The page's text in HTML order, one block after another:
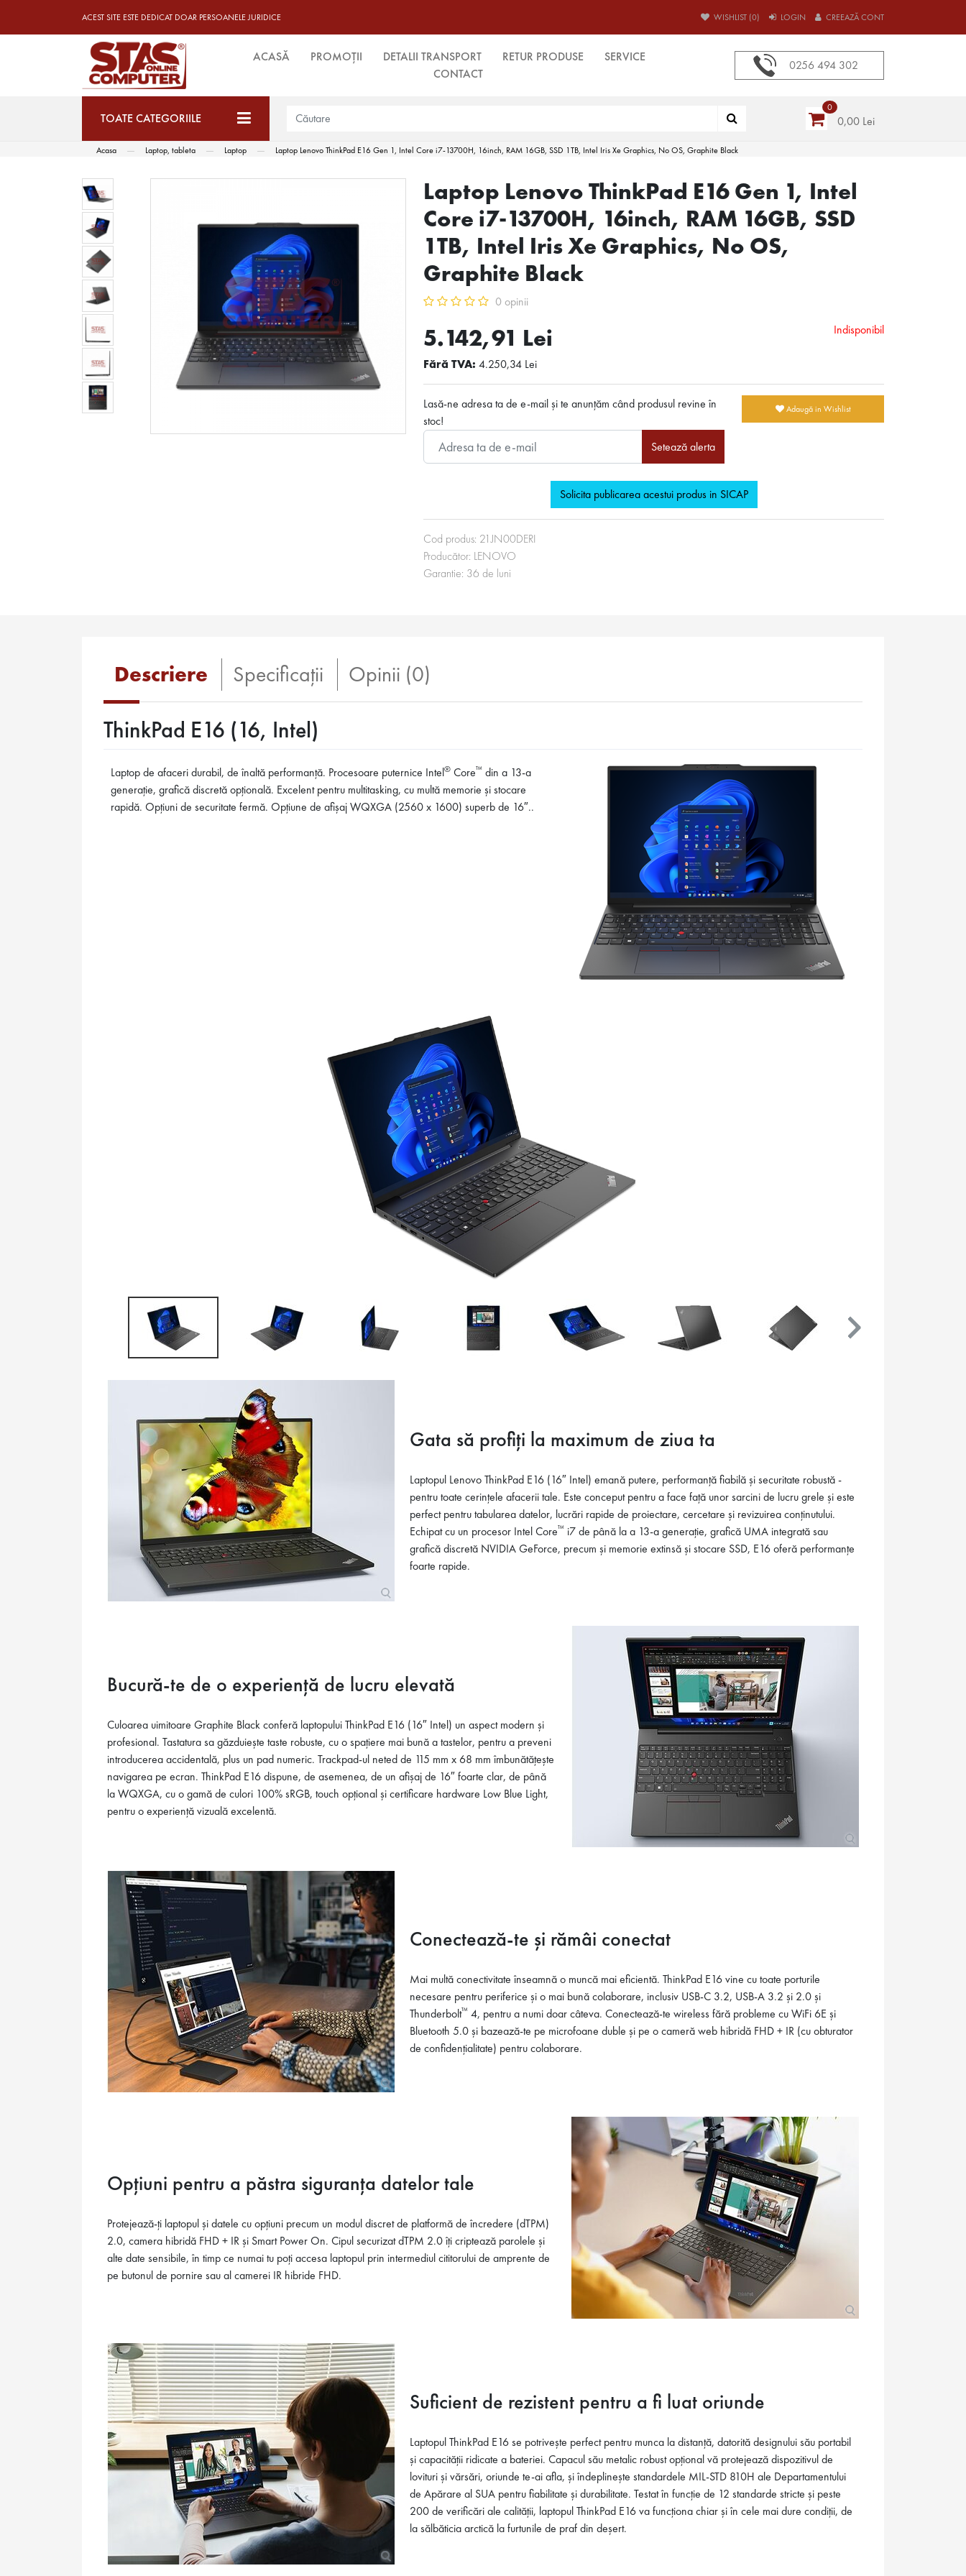
ACEST SITE ESTE DEDICAT DOAR PERSOANELE JURIDICE WISHLIST (0) LOGIN CREEAZĂ CONT
ACASĂ PROMOȚII DETALII TRANSPORT RETUR PRODUSE
SERVICE
CONTACT
0256 494 302
TOATE CATEGORIILE
0
0,00 Lei
Acasa Laptop, tableta Laptop Laptop Lenovo ThinkPad E16 Gen 1, Intel Core i7-13700H, 16inch, RAM 16GB, SSD 1TB, Intel Iris Xe Graphics, No OS, Graphite Black
Laptop Lenovo ThinkPad E16 Gen 1, Intel
Core i7-13700H, 16inch, RAM 16GB, SSD
1TB, Intel Iris Xe Graphics, No OS,
Graphite Black
0 opinii
Indisponibil
5.142,91 Lei
Fără TVA: 4.250,34 Lei
Lasă-ne adresa ta de e-mail și te anunțăm când produsul revine în
stoc!
Setează alerta
Adaugă in Wishlist
Solicita publicarea acestui produs in SICAP
Cod produs: 21JN00DERI
Producător: LENOVO
Garantie: 36 de luni
Descriere Specificaţii Opinii (0)
ThinkPad E16 (16, Intel)
Laptop de afaceri durabil, de înaltă performanță. Procesoare puternice Intel® Core™ din a 13-a
generație, grafică discretă opțională. Excelent pentru multitasking, cu multă memorie și stocare
rapidă. Opțiuni de securitate fermă. Opțiune de afișaj WQXGA (2560 x 1600) superb de 16″..
Gata să profiți la maximum de ziua ta
Laptopul Lenovo ThinkPad E16 (16″ Intel) emană putere, performanță fiabilă și securitate robustă -
pentru toate cerințele afacerii tale. Este conceput pentru a face față unor sarcini de lucru grele și este
perfect pentru tabularea datelor, lucrări rapide de proiectare, cercetare și revizuirea conținutului.
Echipat cu un procesor Intel Core™i7 de până la a 13-a generație, grafică UMA integrată sau
grafică discretă NVIDIA GeForce, precum și memorie extinsă și stocare SSD, E16 oferă performanțe
foarte rapide.
Bucură-te de o experiență de lucru elevată
Culoarea uimitoare Graphite Black conferă laptopului ThinkPad E16 (16″ Intel) un aspect modern și
profesional. Tastatura sa găzduiește taste robuste, cu o spațiere mai bună a tastelor, pentru a preveni
introducerea accidentală, plus un pad numeric. Trackpad-ul neted de 115 mm x 68 mm îmbunătățește
navigarea pe ecran. ThinkPad E16 dispune, de asemenea, de un afișaj de 16″ foarte clar, de până
la WQXGA, cu o gamă de culori 100% sRGB, touch opțional și certificare hardware Low Blue Light,
pentru o experiență vizuală excelentă.
Conectează-te și rămâi conectat
Mai multă conectivitate înseamnă o muncă mai eficientă. ThinkPad E16 vine cu toate porturile
necesare pentru periferice și o mai bună colaborare, inclusiv USB-C 3.2, USB-A 3.2 și 2.0 și
Thunderbolt™4, pentru a numi doar câteva. Conectează-te wireless fără probleme cu WiFi 6E și
Bluetooth 5.0 și bazează-te pe microfoane duble și pe o cameră web hibridă FHD + IR (cu obturator
de confidențialitate) pentru colaborare.
Opțiuni pentru a păstra siguranța datelor tale
Protejează-ți laptopul și datele cu opțiuni precum un modul discret de platformă de încredere (dTPM)
2.0, camera hibridă FHD + IR și Smart Power On. Cipul securizat dTPM 2.0 îți criptează parolele și
alte date sensibile, în timp ce numai tu poți accesa laptopul prin intermediul cititorului de amprente de
pe butonul de pornire sau al camerei IR hibride FHD.
Suficient de rezistent pentru a fi luat oriunde
Laptopul ThinkPad E16 se potrivește perfect pentru munca la distanță, datorită designului său portabil
și capacității ridicate a bateriei. Capacul său metalic robust opțional vă protejează dispozitivul de
lovituri și vărsări, oriunde te-ai afla, și îndeplinește standardele MIL-STD 810H ale Departamentului
de Apărare al SUA pentru fiabilitate și durabilitate. Testat în funcție de 12 standarde stricte și peste
200 de verificări ale calității, laptopul ThinkPad E16 va funcționa chiar și în cele mai dure condiții, de
la sălbăticia arctică la furtunile de praf din deșert.